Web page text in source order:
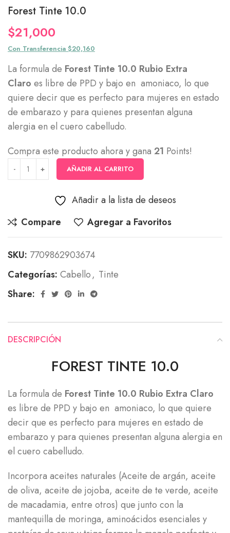
Forest Tinte 10.0
$21,000
Con Transferencia $20,160
La formula de Forest Tinte 10.0 Rubio Extra
Claro es libre de PPD y bajo en amoniaco, lo que
quiere decir que es perfecto para mujeres en estado
de embarazo y para quienes presentan alguna
alergia en el cuero cabelludo.
Compra este producto ahora y gana 21 Points!
AÑADIR AL CARRITO
Añadir a la lista de deseos
Compare
Agregar a Favoritos
SKU: 7709862903674
Categorías: Cabello, Tinte
Share:
DESCRIPCIÓN
FOREST TINTE 10.0
La formula de Forest Tinte 10.0 Rubio Extra Claro
es libre de PPD y bajo en amoniaco, lo que quiere
decir que es perfecto para mujeres en estado de
embarazo y para quienes presentan alguna alergia en
el cuero cabelludo.
Incorpora aceites naturales (Aceite de argán, aceite
de oliva, aceite de jojoba, aceite de te verde, aceite
de macadamia, entre otros) que junto con la
mantequilla de moringa, aminoácidos esenciales y